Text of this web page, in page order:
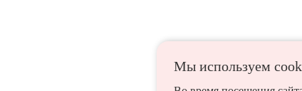
Мы используем